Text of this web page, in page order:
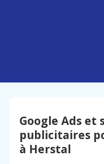
Google Ads et
publicitaires
à Herstal